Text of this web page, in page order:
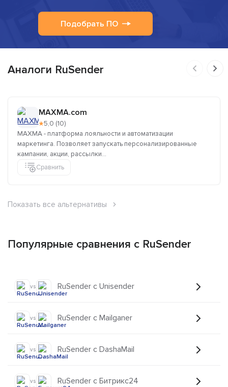
Подобрать ПО
Аналоги RuSender
MAXMA.com
★5,0 (10)
MAXMA - платформа лояльности и автоматизации
маркетинга. Позволяет запускать персонализированные
кампании, акции, рассылки...
Сравнить
Показать все альтернативы
Популярные сравнения с RuSender
vs RuSender с Unisender
vs RuSender с Mailganer
vs RuSender с DashaMail
vs RuSender с Битрикс24